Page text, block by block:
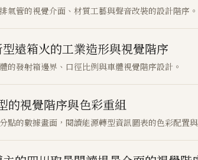
管的視覺介面、材質工藝與聲音改裝的設計階序。
遠箱火的工業造形與視覺階序
的發射箱邊界、口徑比例與車體視覺階序設計。
的視覺階序與色彩重組
點的數據畫面，閱讀能源轉型資訊圖表的色彩配置